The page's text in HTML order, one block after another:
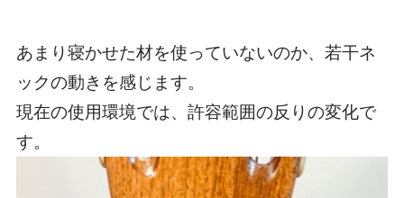
あまり寝かせた材を使っていないのか、若干ネ
ックの動きを感じます。
現在の使用環境では、許容範囲の反りの変化で
す。